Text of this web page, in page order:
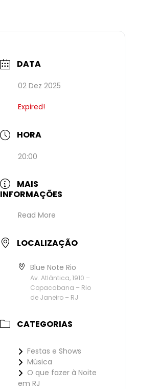
DATA
02 Dez 2025
Expired!
HORA
20:00
MAIS
INFORMAÇÕES
Read More
LOCALIZAÇÃO
Blue Note Rio
Av. Atlântica, 1910 –
Copacabana – Rio
de Janeiro – RJ
CATEGORIAS
Festas e Shows
Música
O que fazer à Noite
em RJ